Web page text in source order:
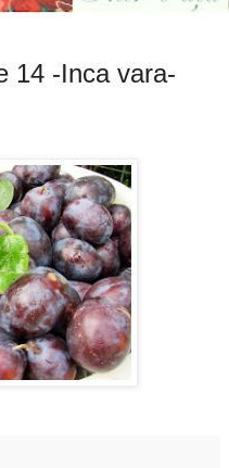
14 -Inca vara-